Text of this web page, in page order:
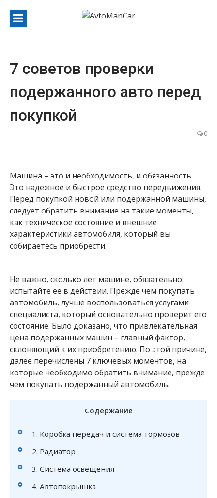
содержанию
7 советов проверки
подержанного авто перед
покупкой
0
Машина – это и необходимость, и обязанность.
Это надежное и быстрое средство передвижения.
Перед покупкой новой или подержанной машины,
следует обратить внимание на такие моменты,
как техническое состояние и внешние
характеристики автомобиля, который вы
собираетесь приобрести.
Не важно, сколько лет машине, обязательно
испытайте ее в действии. Прежде чем покупать
автомобиль, лучше воспользоваться услугами
специалиста, который основательно проверит его
состояние. Было доказано, что привлекательная
цена подержанных машин – главный фактор,
склоняющий к их приобретению. По этой причине,
далее перечислены 7 ключевых моментов, на
которые необходимо обратить внимание, прежде
чем покупать подержанный автомобиль.
Содержание
1. Коробка передач и система тормозов
2. Радиатор
3. Система освещения
4. Автопокрышка